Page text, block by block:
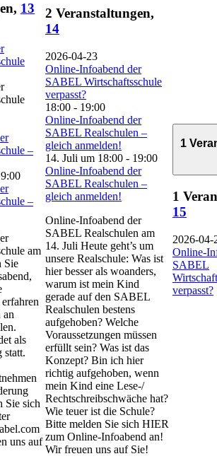
13
–
–
am
Sie
an
als
statt.
Sie sich
uns auf
2 Veranstaltungen,
14
2026-04-23
Online-Infoabend der
SABEL Wirtschaftsschule
verpasst?
18:00 - 19:00
Online-Infoabend der
SABEL Realschulen –
gleich anmelden!
14. Juli um 18:00 - 19:00
Online-Infoabend der
SABEL Realschulen –
gleich anmelden!
Online-Infoabend der
SABEL Realschulen am
14. Juli Heute geht’s um
unsere Realschule: Was ist
hier besser als woanders,
warum ist mein Kind
gerade auf den SABEL
Realschulen bestens
aufgehoben? Welche
Voraussetzungen müssen
erfüllt sein? Was ist das
Konzept? Bin ich hier
richtig aufgehoben, wenn
mein Kind eine Lese-/
Rechtschreibschwäche hat?
Wie teuer ist die Schule?
Bitte melden Sie sich HIER
zum Online-Infoabend an!
Wir freuen uns auf Sie!
1
1
15
2026-04-
Online-
SABEL
verpasst?